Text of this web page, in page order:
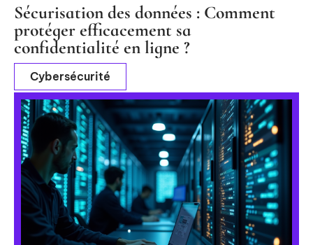
Sécurisation des données : Comment
protéger efficacement sa
confidentialité en ligne ?
Cybersécurité